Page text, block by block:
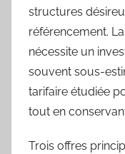
structures
référencement.
nécessite un
souvent sous-
tarifaire étudiée
tout en
Trois offres